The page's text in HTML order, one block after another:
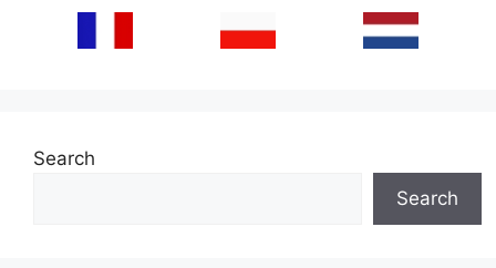
Search
Search